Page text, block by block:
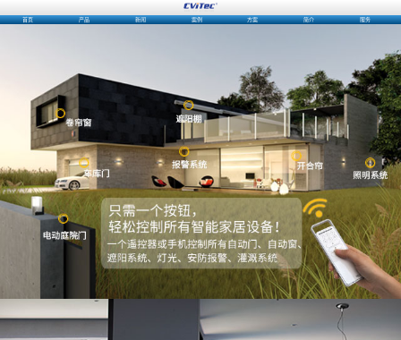
首页 产品 新闻 案例 方案 简介 服务